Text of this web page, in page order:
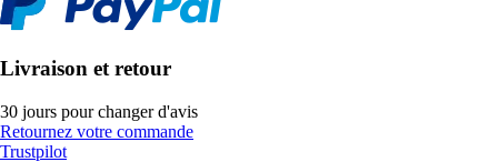
Livraison et retour
30 jours pour changer d'avis
Retournez votre commande
Trustpilot